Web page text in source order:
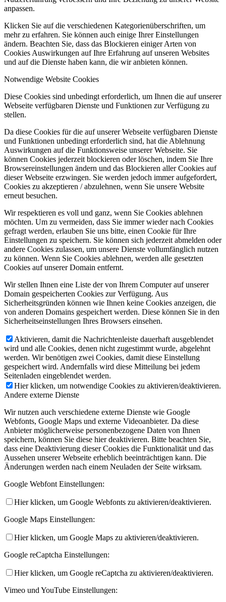
anpassen.
Klicken Sie auf die verschiedenen Kategorienüberschriften, um
mehr zu erfahren. Sie können auch einige Ihrer Einstellungen
ändern. Beachten Sie, dass das Blockieren einiger Arten von
Cookies Auswirkungen auf Ihre Erfahrung auf unseren Websites
und auf die Dienste haben kann, die wir anbieten können.
Notwendige Website Cookies
Diese Cookies sind unbedingt erforderlich, um Ihnen die auf unserer
Webseite verfügbaren Dienste und Funktionen zur Verfügung zu
stellen.
Da diese Cookies für die auf unserer Webseite verfügbaren Dienste
und Funktionen unbedingt erforderlich sind, hat die Ablehnung
Auswirkungen auf die Funktionsweise unserer Webseite. Sie
können Cookies jederzeit blockieren oder löschen, indem Sie Ihre
Browsereinstellungen ändern und das Blockieren aller Cookies auf
dieser Webseite erzwingen. Sie werden jedoch immer aufgefordert,
Cookies zu akzeptieren / abzulehnen, wenn Sie unsere Website
erneut besuchen.
Wir respektieren es voll und ganz, wenn Sie Cookies ablehnen
möchten. Um zu vermeiden, dass Sie immer wieder nach Cookies
gefragt werden, erlauben Sie uns bitte, einen Cookie für Ihre
Einstellungen zu speichern. Sie können sich jederzeit abmelden oder
andere Cookies zulassen, um unsere Dienste vollumfänglich nutzen
zu können. Wenn Sie Cookies ablehnen, werden alle gesetzten
Cookies auf unserer Domain entfernt.
Wir stellen Ihnen eine Liste der von Ihrem Computer auf unserer
Domain gespeicherten Cookies zur Verfügung. Aus
Sicherheitsgründen können wie Ihnen keine Cookies anzeigen, die
von anderen Domains gespeichert werden. Diese können Sie in den
Sicherheitseinstellungen Ihres Browsers einsehen.
Aktivieren, damit die Nachrichtenleiste dauerhaft ausgeblendet
wird und alle Cookies, denen nicht zugestimmt wurde, abgelehnt
werden. Wir benötigen zwei Cookies, damit diese Einstellung
gespeichert wird. Andernfalls wird diese Mitteilung bei jedem
Seitenladen eingeblendet werden.
Hier klicken, um notwendige Cookies zu aktivieren/deaktivieren.
Andere externe Dienste
Wir nutzen auch verschiedene externe Dienste wie Google
Webfonts, Google Maps und externe Videoanbieter. Da diese
Anbieter möglicherweise personenbezogene Daten von Ihnen
speichern, können Sie diese hier deaktivieren. Bitte beachten Sie,
dass eine Deaktivierung dieser Cookies die Funktionalität und das
Aussehen unserer Webseite erheblich beeinträchtigen kann. Die
Änderungen werden nach einem Neuladen der Seite wirksam.
Google Webfont Einstellungen:
Hier klicken, um Google Webfonts zu aktivieren/deaktivieren.
Google Maps Einstellungen:
Hier klicken, um Google Maps zu aktivieren/deaktivieren.
Google reCaptcha Einstellungen:
Hier klicken, um Google reCaptcha zu aktivieren/deaktivieren.
Vimeo und YouTube Einstellungen: